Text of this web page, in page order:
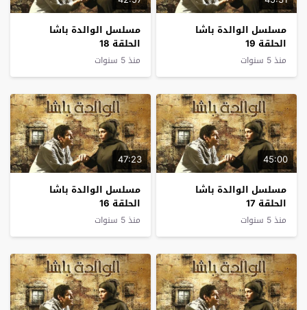
مسلسل الوالدة باشا
الحلقة 19
منذ 5 سنوات
مسلسل الوالدة باشا
الحلقة 18
منذ 5 سنوات
45:00
مسلسل الوالدة باشا
الحلقة 17
منذ 5 سنوات
47:23
مسلسل الوالدة باشا
الحلقة 16
منذ 5 سنوات